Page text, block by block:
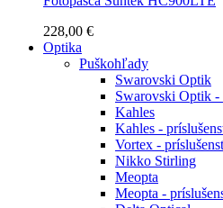
228,00 €
Optika
Puškohľady
Swarovski Optik
Swarovski Optik -
Kahles
Kahles -
Vortex -
Nikko Stirling
Meopta
Meopta -